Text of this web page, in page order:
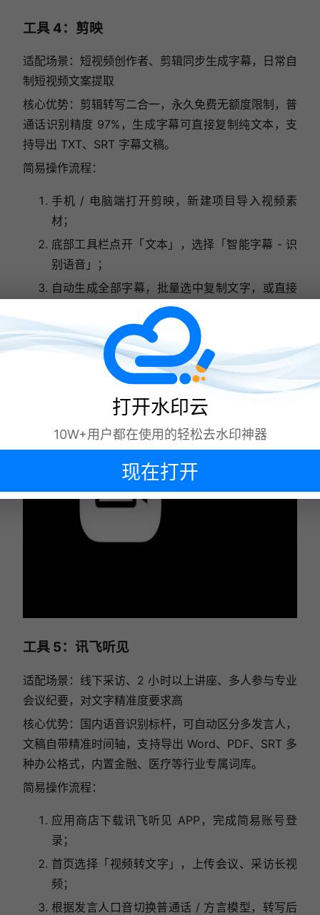
工具 4：剪映
适配场景：短视频创作者、剪辑同步生成字幕，日常自
制短视频文案提取
核心优势：剪辑转写二合一，永久免费无额度限制，普
通话识别精度 97%，生成字幕可直接复制纯文本，支
持导出 TXT、SRT 字幕文稿。
简易操作流程：
手机 / 电脑端打开剪映，新建项目导入视频素
材；
底部工具栏点开「文本」，选择「智能字幕 - 识
别语音」；
自动生成全部字幕，批量选中复制文字，或直接
工具 5：讯飞听见
适配场景：线下采访、2 小时以上讲座、多人参与专业
会议纪要，对文字精准度要求高
核心优势：国内语音识别标杆，可自动区分多发言人，
文稿自带精准时间轴，支持导出 Word、PDF、SRT 多
种办公格式，内置金融、医疗等行业专属词库。
简易操作流程：
应用商店下载讯飞听见 APP，完成简易账号登
录；
首页选择「视频转文字」，上传会议、采访长视
频；
根据发言人口音切换普通话 / 方言模型，转写后
打开水印云
10W+用户都在使用的轻松去水印神器
现在打开
下次再说